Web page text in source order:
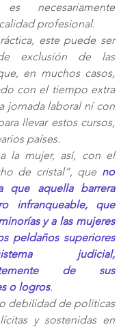
necesariamente
profesional.
este puede ser
exclusión de las
en muchos casos,
con el tiempo extra
jornada laboral ni con
llevar estos cursos,
países.
la mujer, así, con el
de cristal”, que no
que aquella barrera
infranqueable, que
y a las mujeres
peldaños superiores
judicial,
de sus
o logros.
debilidad de políticas
y sostenidas en